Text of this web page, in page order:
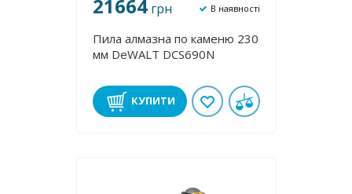
21664 грн В наявності
Пила алмазна по каменю 230
мм DeWALT DCS690N
КУПИТИ